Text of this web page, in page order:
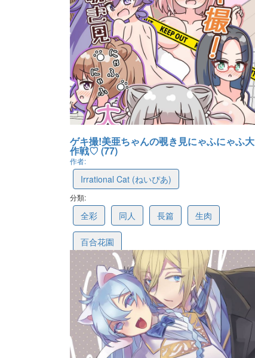
ゲキ撮!美亜ちゃんの覗き見にゃふにゃふ大
作戦♡ (77)
作者:
Irrational Cat (ねいぴあ)
分類:
全彩 同人 長篇 生肉
百合花園
最後更新: 2026-05-14 11:13